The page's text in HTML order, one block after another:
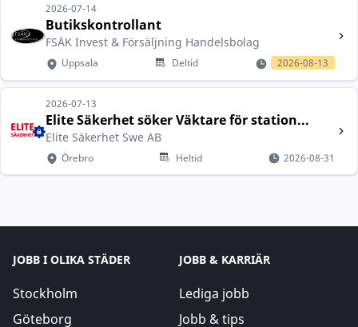
2026-07-14
Butikskontrollant
FSÄK Invest & Försäljning Handelsbolag
Uppsala Deltid 2026-08-13
2026-07-13
Elite Säkerhet söker Väktare för station...
Elite Säkerhet Swe AB
Örebro Heltid 2026-08-31
JOBB I OLIKA STÄDER
Stockholm
Göteborg
JOBB & KARRIÄR
Lediga jobb
Jobb & tips